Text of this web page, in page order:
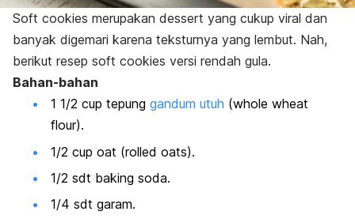
Soft cookies merupakan dessert yang cukup viral dan
banyak digemari karena teksturnya yang lembut. Nah,
berikut resep soft cookies versi rendah gula.
Bahan-bahan
1 1/2 cup tepung gandum utuh (whole wheat
flour).
1/2 cup oat (rolled oats).
1/2 sdt baking soda.
1/4 sdt garam.